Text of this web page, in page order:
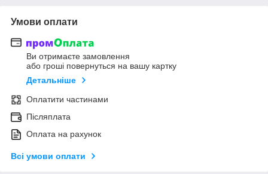
Умови оплати
Ви отримаєте замовлення
або гроші повернуться на вашу картку
Детальніше
Оплатити частинами
Післяплата
Оплата на рахунок
Всі умови оплати